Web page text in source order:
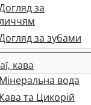
за
за зубами
кава
Мінеральна вода
Кава та Цикорій